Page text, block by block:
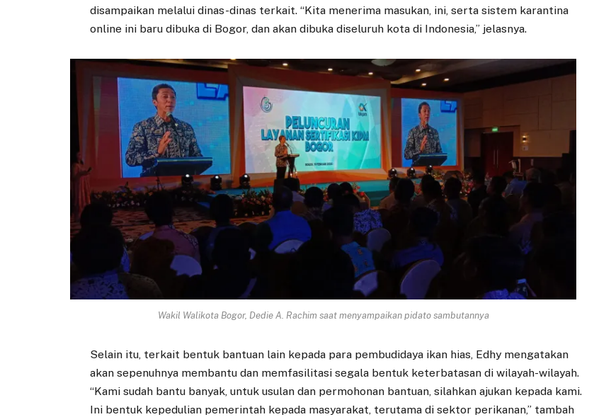
disampaikan melalui dinas-dinas terkait. “Kita menerima masukan, ini, serta sistem karantina
online ini baru dibuka di Bogor, dan akan dibuka diseluruh kota di Indonesia,” jelasnya.
Wakil Walikota Bogor, Dedie A. Rachim saat menyampaikan pidato sambutannya
Selain itu, terkait bentuk bantuan lain kepada para pembudidaya ikan hias, Edhy mengatakan
akan sepenuhnya membantu dan memfasilitasi segala bentuk keterbatasan di wilayah-wilayah.
“Kami sudah bantu banyak, untuk usulan dan permohonan bantuan, silahkan ajukan kepada kami.
Ini bentuk kepedulian pemerintah kepada masyarakat, terutama di sektor perikanan,” tambah
JAKARTA — PT
Permodalan Nasional
menorehkan langkah
bersejarah di pasar
keuangan nasional.…
struktur bangunan
Pasar Bogor mulai
bertahap dan akan
dilanjutkan ke…